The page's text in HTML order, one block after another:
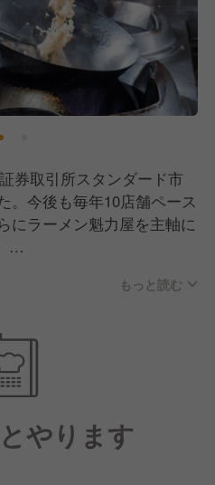
券取引所スタンダード市
。今後も毎年10店舗ペース
にラーメン魁力屋を主軸に
外ではありません。それで
ず足を運んでくださったの
てきた成果だと思っていま
もっと読む
やります